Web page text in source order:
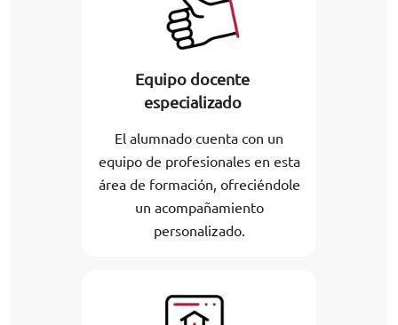
Equipo docente
especializado
El alumnado cuenta con un
equipo de profesionales en esta
área de formación, ofreciéndole
un acompañamiento
personalizado.